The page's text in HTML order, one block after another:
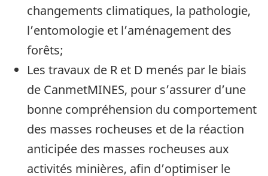
changements climatiques, la pathologie,
l’entomologie et l’aménagement des
forêts;
Les travaux de R et D menés par le biais
de CanmetMINES, pour s’assurer d’une
bonne compréhension du comportement
des masses rocheuses et de la réaction
anticipée des masses rocheuses aux
activités minières, afin d’optimiser le